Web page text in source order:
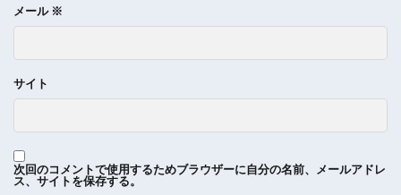
メール ※
サイト
次回のコメントで使用するためブラウザーに自分の名前、メールアドレ
ス、サイトを保存する。